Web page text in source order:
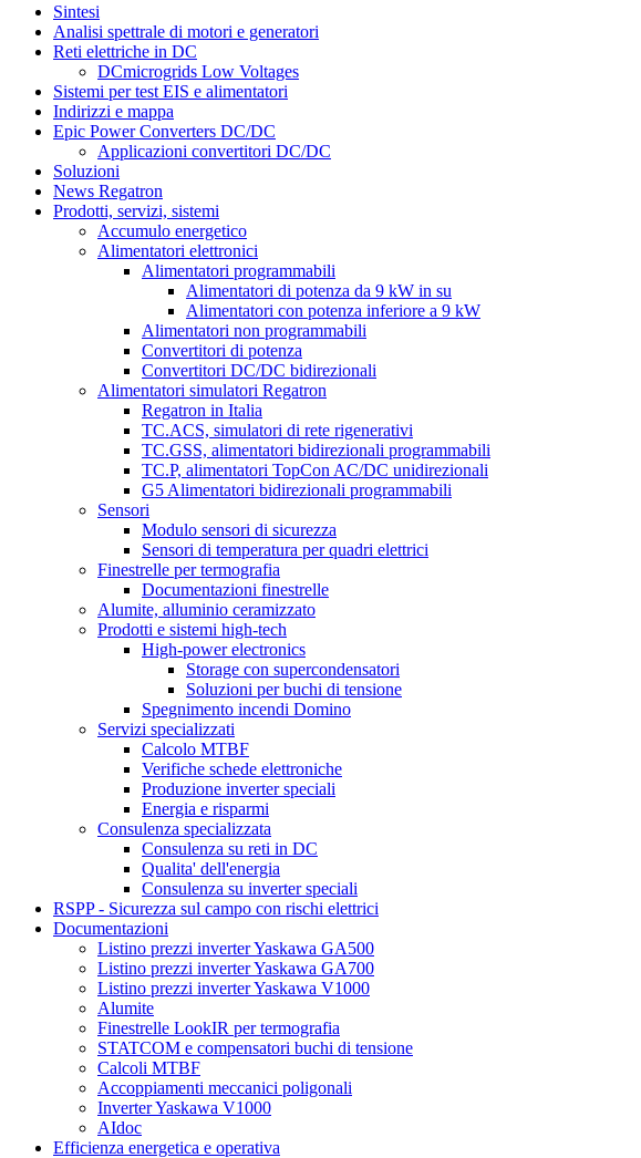
Sintesi
Analisi spettrale di motori e generatori
Reti elettriche in DC
DCmicrogrids Low Voltages
Sistemi per test EIS e alimentatori
Indirizzi e mappa
Epic Power Converters DC/DC
Applicazioni convertitori DC/DC
Soluzioni
News Regatron
Prodotti, servizi, sistemi
Accumulo energetico
Alimentatori elettronici
Alimentatori programmabili
Alimentatori di potenza da 9 kW in su
Alimentatori con potenza inferiore a 9 kW
Alimentatori non programmabili
Convertitori di potenza
Convertitori DC/DC bidirezionali
Alimentatori simulatori Regatron
Regatron in Italia
TC.ACS, simulatori di rete rigenerativi
TC.GSS, alimentatori bidirezionali programmabili
TC.P, alimentatori TopCon AC/DC unidirezionali
G5 Alimentatori bidirezionali programmabili
Sensori
Modulo sensori di sicurezza
Sensori di temperatura per quadri elettrici
Finestrelle per termografia
Documentazioni finestrelle
Alumite, alluminio ceramizzato
Prodotti e sistemi high-tech
High-power electronics
Storage con supercondensatori
Soluzioni per buchi di tensione
Spegnimento incendi Domino
Servizi specializzati
Calcolo MTBF
Verifiche schede elettroniche
Produzione inverter speciali
Energia e risparmi
Consulenza specializzata
Consulenza su reti in DC
Qualita' dell'energia
Consulenza su inverter speciali
RSPP - Sicurezza sul campo con rischi elettrici
Documentazioni
Listino prezzi inverter Yaskawa GA500
Listino prezzi inverter Yaskawa GA700
Listino prezzi inverter Yaskawa V1000
Alumite
Finestrelle LookIR per termografia
STATCOM e compensatori buchi di tensione
Calcoli MTBF
Accoppiamenti meccanici poligonali
Inverter Yaskawa V1000
AIdoc
Efficienza energetica e operativa